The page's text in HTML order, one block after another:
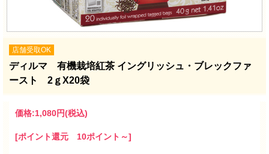
店舗受取OK
ディルマ 有機栽培紅茶 イングリッシュ・ブレックファ
ースト 2ｇX20袋
価格:1,080円(税込)
[ポイント還元 10ポイント～]